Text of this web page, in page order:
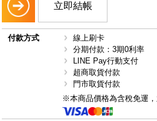
立即結帳
付款方式
線上刷卡
分期付款：3期0利率
LINE Pay行動支付
超商取貨付款
門市取貨付款
※本商品價格為含稅免運，